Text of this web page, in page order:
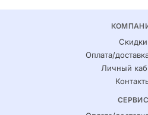
Скидки
Оплата/
Личный
СЕРВИС